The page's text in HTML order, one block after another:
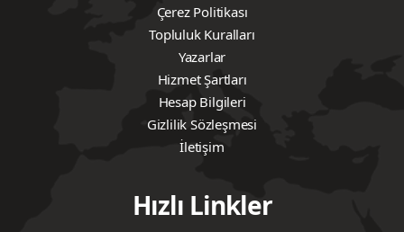
Çerez Politikası
Topluluk Kuralları
Yazarlar
Hizmet Şartları
Hesap Bilgileri
Gizlilik Sözleşmesi
İletişim
Hızlı Linkler